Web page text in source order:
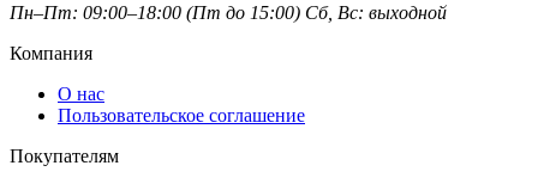
Пн–Пт: 09:00–18:00 (Пт до 15:00) Сб, Вс: выходной
Компания
О нас
Пользовательское соглашение
Покупателям